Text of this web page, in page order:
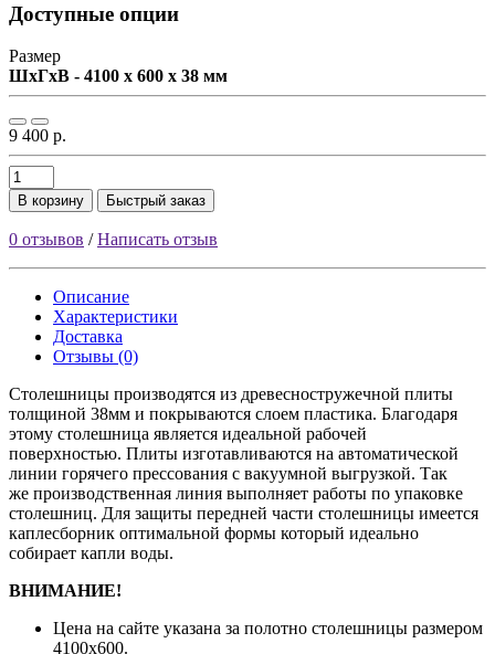
Доступные опции
Размер
ШxГxВ - 4100 x 600 x 38 мм
9 400 р.
В корзину Быстрый заказ
0 отзывов /Написать отзыв
Описание
Характеристики
Доставка
Отзывы (0)
Столешницы производятся из древесностружечной плиты
толщиной 38мм и покрываются слоем пластика. Благодаря
этому столешница является идеальной рабочей
поверхностью. Плиты изготавливаются на автоматической
линии горячего прессования с вакуумной выгрузкой. Так
же производственная линия выполняет работы по упаковке
столешниц. Для защиты передней части столешницы имеется
каплесборник оптимальной формы который идеально
собирает капли воды.
ВНИМАНИЕ!
Цена на сайте указана за полотно столешницы размером
4100х600.